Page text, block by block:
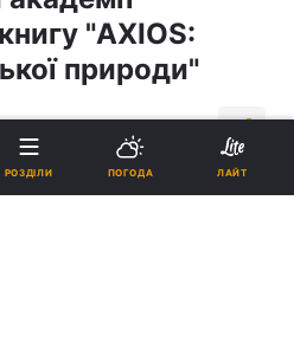
"AXIOS:
природи"
на нас в Google
РОЗДІЛИ ПОГОДА ЛАЙТ